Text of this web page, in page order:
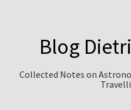
Blog
Collected Notes on